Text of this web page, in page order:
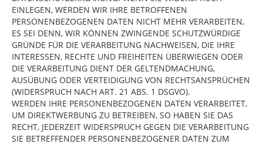
EINLEGEN, WERDEN WIR IHRE BETROFFENEN
PERSONENBEZOGENEN DATEN NICHT MEHR VERARBEITEN,
ES SEI DENN, WIR KÖNNEN ZWINGENDE SCHUTZWÜRDIGE
GRÜNDE FÜR DIE VERARBEITUNG NACHWEISEN, DIE IHRE
INTERESSEN, RECHTE UND FREIHEITEN ÜBERWIEGEN ODER
DIE VERARBEITUNG DIENT DER GELTENDMACHUNG,
AUSÜBUNG ODER VERTEIDIGUNG VON RECHTSANSPRÜCHEN
(WIDERSPRUCH NACH ART. 21 ABS. 1 DSGVO).
WERDEN IHRE PERSONENBEZOGENEN DATEN VERARBEITET,
UM DIREKTWERBUNG ZU BETREIBEN, SO HABEN SIE DAS
RECHT, JEDERZEIT WIDERSPRUCH GEGEN DIE VERARBEITUNG
SIE BETREFFENDER PERSONENBEZOGENER DATEN ZUM